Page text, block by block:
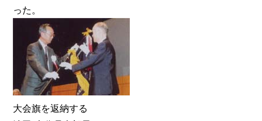
った。
大会旗を返納する